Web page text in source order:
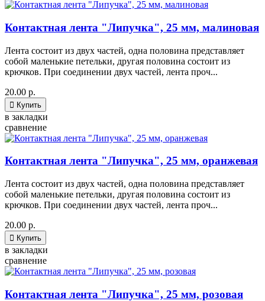
Контактная лента "Липучка", 25 мм, малиновая
Лента состоит из двух частей, одна половина представляет
собой маленькие петельки, другая половина состоит из
крючков. При соединении двух частей, лента проч...
20.00 р.
 Купить
в закладки
сравнение
Контактная лента "Липучка", 25 мм, оранжевая
Лента состоит из двух частей, одна половина представляет
собой маленькие петельки, другая половина состоит из
крючков. При соединении двух частей, лента проч...
20.00 р.
 Купить
в закладки
сравнение
Контактная лента "Липучка", 25 мм, розовая